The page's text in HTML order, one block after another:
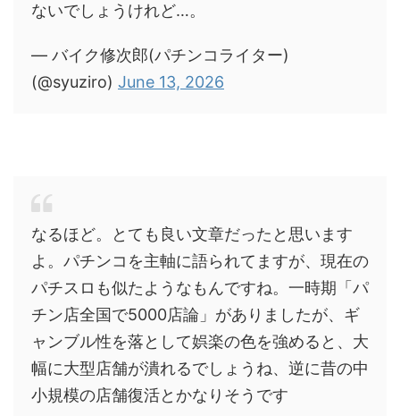
ないでしょうけれど…。
— バイク修次郎(パチンコライター)
(@syuziro) June 13, 2026
なるほど。とても良い文章だったと思います
よ。パチンコを主軸に語られてますが、現在の
パチスロも似たようなもんですね。一時期「パ
チン店全国で5000店論」がありましたが、ギ
ャンブル性を落として娯楽の色を強めると、大
幅に大型店舗が潰れるでしょうね、逆に昔の中
小規模の店舗復活とかなりそうです